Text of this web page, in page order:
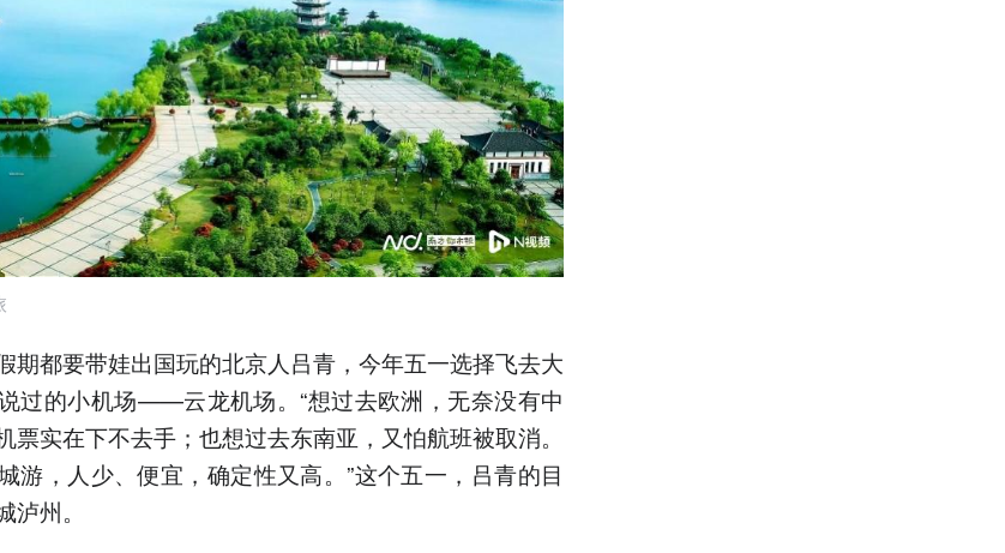
期都要带娃出国玩的北京人吕青，今年五一选择飞去大
过的小机场——云龙机场。“想过去欧洲，无奈没有中
票实在下不去手；也想过去东南亚，又怕航班被取消。
游，人少、便宜，确定性又高。”这个五一，吕青的目
州。